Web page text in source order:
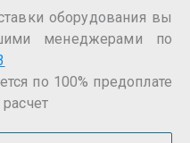
оборудования вы
менеджерами по
по 100% предоплате